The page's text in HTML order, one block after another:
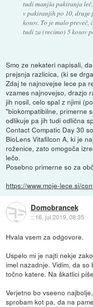
tudi manjša pakiranja
v pakiranjih po 10,
kosov. To je malo preveč,
tudi za (recimo) 5 kosov
Smo ze nekateri napisali,
prejsnja razlicica, (ki se
Zdaj te najnovejse lece pa
vzames najnovejso, drazjo
jih nosil, celo spal z njimi
"biokompatibilne, primerne
odlikuje pa jih tudi odlična
Contact Compatic Day 30
BioLens Vitafilcon A, ki je
roženice, zato omogoča
lečo.
Posebno primerne so za
https://www.moje-lece.si/
Domobrancek
:: 16. jul 2019, 08:35
Hvala vsem za odgovore.
Uspelo mi je najti nekje
imel nazadnje. Vidim, da
točno katere. Na škatlici
Verjetno bo vseeno
sprobam kot pa, da na